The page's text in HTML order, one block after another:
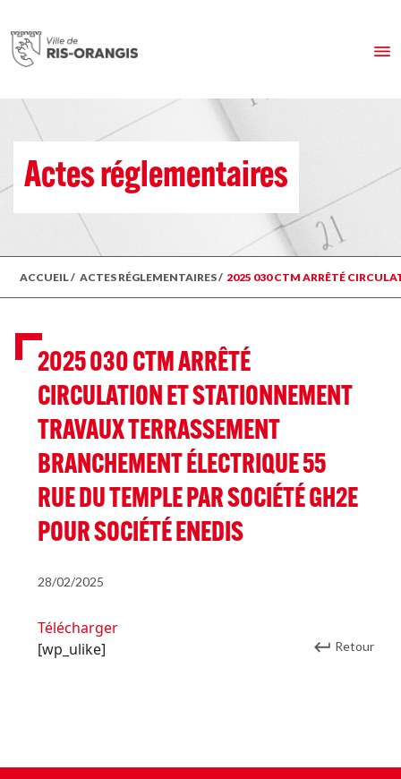
Actes réglementaires
ACCUEIL/ ACTES RÉGLEMENTAIRES/ 2025 030 CTM ARRÊTÉ
2025 030 CTM ARRÊTÉ
CIRCULATION ET STATIONNEMENT
TRAVAUX TERRASSEMENT
BRANCHEMENT ÉLECTRIQUE 55
RUE DU TEMPLE PAR SOCIÉTÉ GH2E
POUR SOCIÉTÉ ENEDIS
28/02/2025
Télécharger
[wp_ulike]
Retour